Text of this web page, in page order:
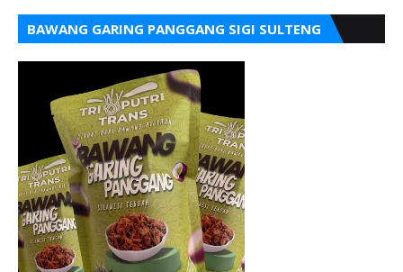
BAWANG GARING PANGGANG SIGI SULTENG